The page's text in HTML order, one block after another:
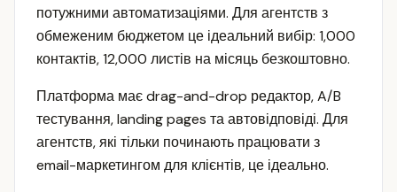
потужними автоматизаціями. Для агентств з
обмеженим бюджетом це ідеальний вибір: 1,000
контактів, 12,000 листів на місяць безкоштовно.
Платформа має drag-and-drop редактор, A/B
тестування, landing pages та автовідповіді. Для
агентств, які тільки починають працювати з
email-маркетингом для клієнтів, це ідеально.